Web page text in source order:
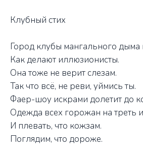
Клубный стих
Город клубы мангального дыма
Как делают иллюзионисты.
Она тоже не верит слезам.
Так что всё, не реви, уймись ты.
Фаер-шоу искрами долетит до
Одежда всех горожан на треть
И плевать, что кожзам.
Поглядим, что дороже.